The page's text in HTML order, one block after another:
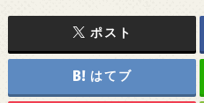
ポスト
はてブ